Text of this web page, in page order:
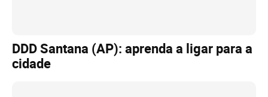
DDD Santana (AP): aprenda a ligar para a
cidade